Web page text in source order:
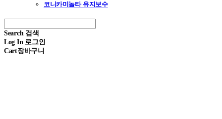
코니카미놀타 유지보수
Search 검색
Log In 로그인
Cart장바구니